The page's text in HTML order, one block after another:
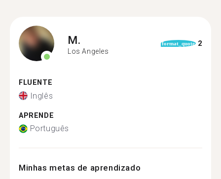
M.
Los Angeles
format_quote 2
FLUENTE
Inglês
APRENDE
Português
Minhas metas de aprendizado